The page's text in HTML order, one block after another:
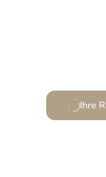
Ihre